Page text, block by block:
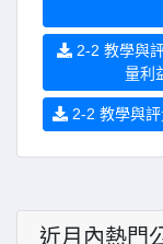
2-2 教學與
量利
2-2 教學與
近月內熱門